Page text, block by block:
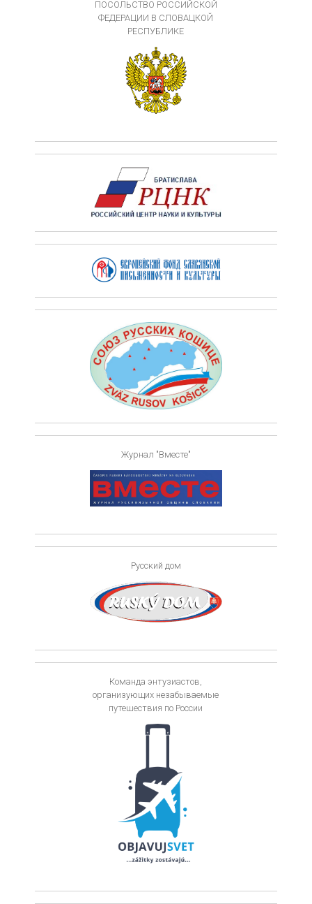
ПОСОЛЬСТВО РОССИЙСКОЙ
ФЕДЕРАЦИИ В СЛОВАЦКОЙ
РЕСПУБЛИКЕ
Журнал "Вместе"
Русский дом
Команда энтузиастов,
организующих незабываемые
путешествия по России